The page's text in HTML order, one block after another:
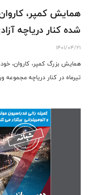
همایش کمپر،
شده کنار دریاچه
1401/04/21
تیرماه در کنار دریاچه مجموعه